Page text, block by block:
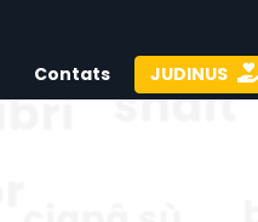
Contats JUDINUS